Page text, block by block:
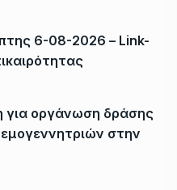
6-08-2026 – Link-
για οργάνωση δράσης
στην